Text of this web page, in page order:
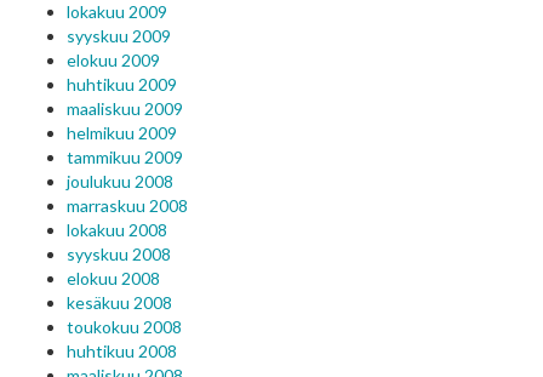
lokakuu 2009
syyskuu 2009
elokuu 2009
huhtikuu 2009
maaliskuu 2009
helmikuu 2009
tammikuu 2009
joulukuu 2008
marraskuu 2008
lokakuu 2008
syyskuu 2008
elokuu 2008
kesäkuu 2008
toukokuu 2008
huhtikuu 2008